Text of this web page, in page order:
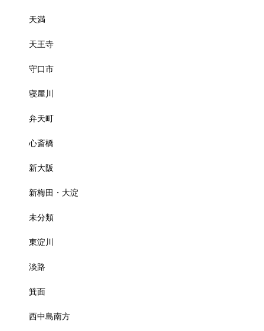
天満
天王寺
守口市
寝屋川
弁天町
心斎橋
新大阪
新梅田・大淀
未分類
東淀川
淡路
箕面
西中島南方